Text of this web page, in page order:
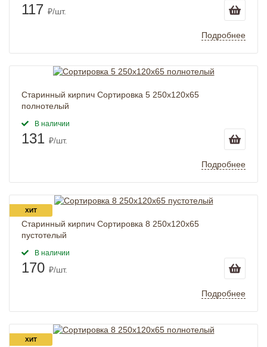
117 ₽/шт.
Подробнее
Старинный кирпич Сортировка 5 250x120x65
полнотелый
В наличии
131 ₽/шт.
Подробнее
ХИТ
Старинный кирпич Сортировка 8 250x120x65
пустотелый
В наличии
170 ₽/шт.
Подробнее
ХИТ